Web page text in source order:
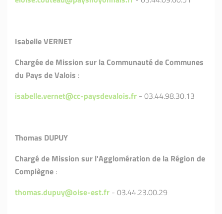
Isabelle VERNET
Chargée de Mission sur la Communauté de Communes
du Pays de Valois :
isabelle.vernet@cc-paysdevalois.fr - 03.44.98.30.13
Thomas DUPUY
Chargé de Mission sur l'Agglomération de la Région de
Compiègne :
thomas.dupuy@oise-est.fr - 03.44.23.00.29